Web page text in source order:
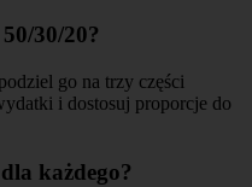
30/20?
go na trzy części
i dostosuj proporcje do
każdego?